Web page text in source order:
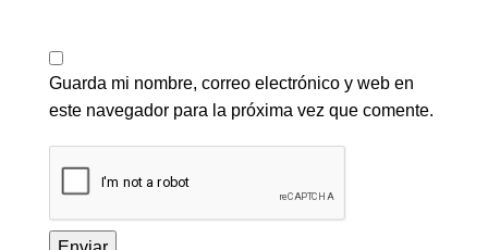
Guarda mi nombre, correo electrónico y web en
este navegador para la próxima vez que comente.